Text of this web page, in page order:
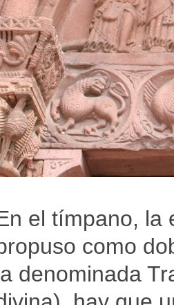
el tímpano, la
como
denominada